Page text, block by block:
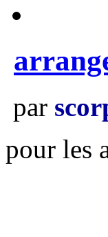
par
pour les